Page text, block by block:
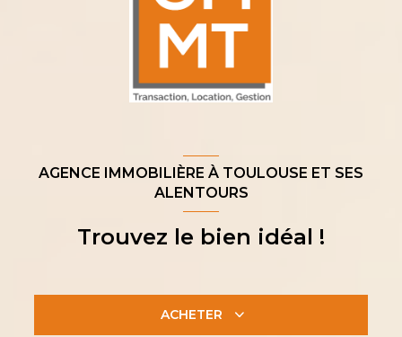
AGENCE IMMOBILIÈRE À TOULOUSE ET SES
ALENTOURS
Trouvez le bien idéal !
ACHETER